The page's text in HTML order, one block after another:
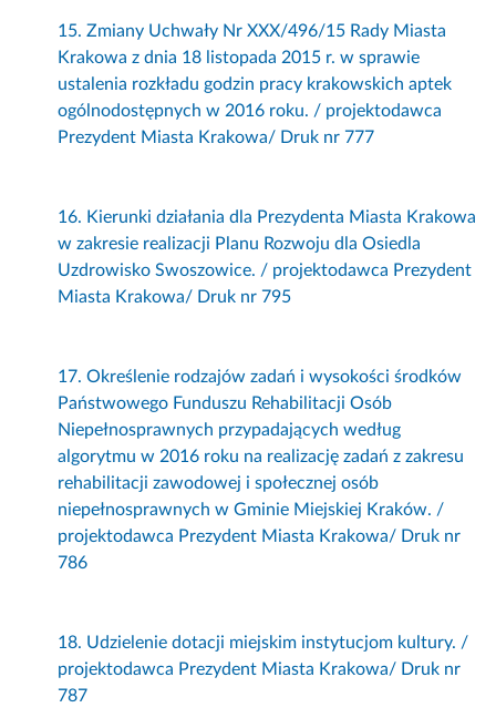
15. Zmiany Uchwały Nr XXX/496/15 Rady Miasta
Krakowa z dnia 18 listopada 2015 r. w sprawie
ustalenia rozkładu godzin pracy krakowskich aptek
ogólnodostępnych w 2016 roku. / projektodawca
Prezydent Miasta Krakowa/ Druk nr 777
16. Kierunki działania dla Prezydenta Miasta Krakowa
w zakresie realizacji Planu Rozwoju dla Osiedla
Uzdrowisko Swoszowice. / projektodawca Prezydent
Miasta Krakowa/ Druk nr 795
17. Określenie rodzajów zadań i wysokości środków
Państwowego Funduszu Rehabilitacji Osób
Niepełnosprawnych przypadających według
algorytmu w 2016 roku na realizację zadań z zakresu
rehabilitacji zawodowej i społecznej osób
niepełnosprawnych w Gminie Miejskiej Kraków. /
projektodawca Prezydent Miasta Krakowa/ Druk nr
786
18. Udzielenie dotacji miejskim instytucjom kultury. /
projektodawca Prezydent Miasta Krakowa/ Druk nr
787